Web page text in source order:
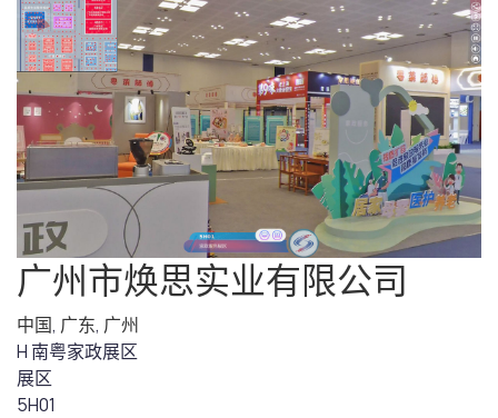
广州市焕思实业有限公司
中国, 广东, 广州
H 南粤家政展区
展区
5H01